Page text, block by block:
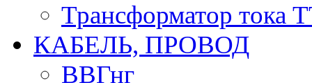
Трансформатор тока
КАБЕЛЬ, ПРОВОД
ВВГнг